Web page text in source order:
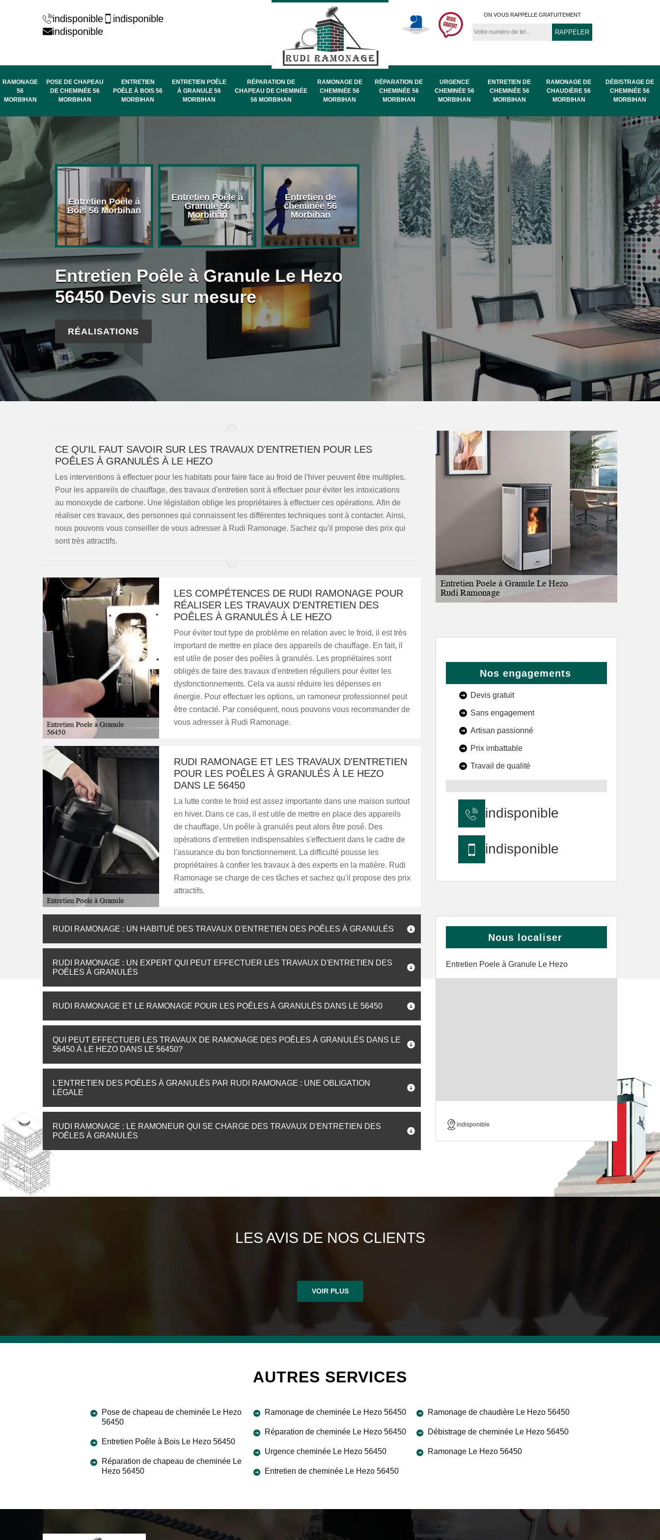
indisponible
indisponible
indisponible
ON VOUS RAPPELLE GRATUITEMENT
RAMONAGE
56
MORBIHAN
POSE DE CHAPEAU
DE CHEMINÉE 56
MORBIHAN
ENTRETIEN
POÊLE À BOIS 56
MORBIHAN
ENTRETIEN POÊLE
À GRANULE 56
MORBIHAN
RÉPARATION DE
CHAPEAU DE CHEMINÉE
56 MORBIHAN
RAMONAGE DE
CHEMINÉE 56
MORBIHAN
RÉPARATION DE
CHEMINÉE 56
MORBIHAN
URGENCE
CHEMINÉE 56
MORBIHAN
ENTRETIEN DE
CHEMINÉE 56
MORBIHAN
RAMONAGE DE
CHAUDIÈRE 56
MORBIHAN
DÉBISTRAGE DE
CHEMINÉE 56
MORBIHAN
Entretien Poêle à
Bois 56 Morbihan
Entretien Poêle à
Granule 56
Morbihan
Entretien de
cheminée 56
Morbihan
Pose de chapeau
de cheminée 56
Morbihan
Ramonage 56
Morbihan
Ramonage de
chaudière 56
Morbihan
Entretien Poêle à Granule Le Hezo
56450 Devis sur mesure
RÉALISATIONS
CE QU'IL FAUT SAVOIR SUR LES TRAVAUX D'ENTRETIEN POUR LES
POÊLES À GRANULÉS À LE HEZO
Les interventions à effectuer pour les habitats pour faire face au froid de l'hiver peuvent être multiples.
Pour les appareils de chauffage, des travaux d'entretien sont à effectuer pour éviter les intoxications
au monoxyde de carbone. Une législation oblige les propriétaires à effectuer ces opérations. Afin de
réaliser ces travaux, des personnes qui connaissent les différentes techniques sont à contacter. Ainsi,
nous pouvons vous conseiller de vous adresser à Rudi Ramonage. Sachez qu'il propose des prix qui
sont très attractifs.
LES COMPÉTENCES DE RUDI RAMONAGE POUR
RÉALISER LES TRAVAUX D'ENTRETIEN DES
POÊLES À GRANULÉS À LE HEZO
Pour éviter tout type de problème en relation avec le froid, il est très
important de mettre en place des appareils de chauffage. En fait, il
est utile de poser des poêles à granulés. Les propriétaires sont
obligés de faire des travaux d'entretien réguliers pour éviter les
dysfonctionnements. Cela va aussi réduire les dépenses en
énergie. Pour effectuer les options, un ramoneur professionnel peut
être contacté. Par conséquent, nous pouvons vous recommander de
vous adresser à Rudi Ramonage.
RUDI RAMONAGE ET LES TRAVAUX D'ENTRETIEN
POUR LES POÊLES À GRANULÉS À LE HEZO
DANS LE 56450
La lutte contre le froid est assez importante dans une maison surtout
en hiver. Dans ce cas, il est utile de mettre en place des appareils
de chauffage. Un poêle à granulés peut alors être posé. Des
opérations d'entretien indispensables s'effectuent dans le cadre de
l'assurance du bon fonctionnement. La difficulté pousse les
propriétaires à confier les travaux à des experts en la matière. Rudi
Ramonage se charge de ces tâches et sachez qu'il propose des prix
attractifs.
RUDI RAMONAGE : UN HABITUÉ DES TRAVAUX D'ENTRETIEN DES POÊLES À GRANULÉS
RUDI RAMONAGE : UN EXPERT QUI PEUT EFFECTUER LES TRAVAUX D'ENTRETIEN DES
POÊLES À GRANULÉS
RUDI RAMONAGE ET LE RAMONAGE POUR LES POÊLES À GRANULÉS DANS LE 56450
QUI PEUT EFFECTUER LES TRAVAUX DE RAMONAGE DES POÊLES À GRANULÉS DANS LE
56450 À LE HEZO DANS LE 56450?
L'ENTRETIEN DES POÊLES À GRANULÉS PAR RUDI RAMONAGE : UNE OBLIGATION
LÉGALE
RUDI RAMONAGE : LE RAMONEUR QUI SE CHARGE DES TRAVAUX D'ENTRETIEN DES
POÊLES À GRANULÉS
Nos engagements
Devis gratuit
Sans engagement
Artisan passionné
Prix imbattable
Travail de qualité
indisponible
indisponible
Nous localiser
Entretien Poele à Granule Le Hezo
indisponible
LES AVIS DE NOS CLIENTS
VOIR PLUS
AUTRES SERVICES
Pose de chapeau de cheminée Le Hezo
56450
Entretien Poêle à Bois Le Hezo 56450
Réparation de chapeau de cheminée Le
Hezo 56450
Ramonage de cheminée Le Hezo 56450
Réparation de cheminée Le Hezo 56450
Urgence cheminée Le Hezo 56450
Entretien de cheminée Le Hezo 56450
Ramonage de chaudière Le Hezo 56450
Débistrage de cheminée Le Hezo 56450
Ramonage Le Hezo 56450